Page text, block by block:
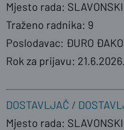
Mjesto rada: SLAVONSKI
Traženo radnika: 9
Poslodavac: ĐURO
Rok za prijavu: 21.6.2026.
DOSTAVLJAČ /
Mjesto rada: SLAVONSKI